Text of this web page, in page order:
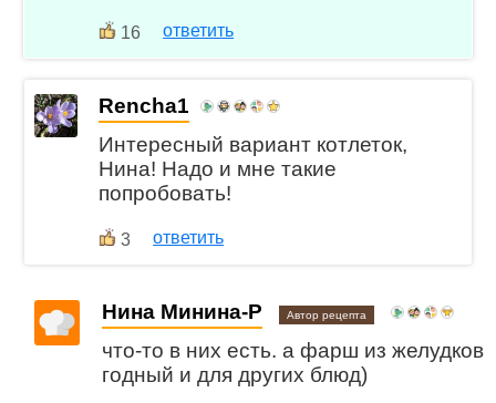
16 ответить
Rencha1
Интересный вариант котлеток,
Нина! Надо и мне такие
попробовать!
3 ответить
Нина Минина-Р Автор рецепта
что-то в них есть. а фарш из желудков
годный и для других блюд)